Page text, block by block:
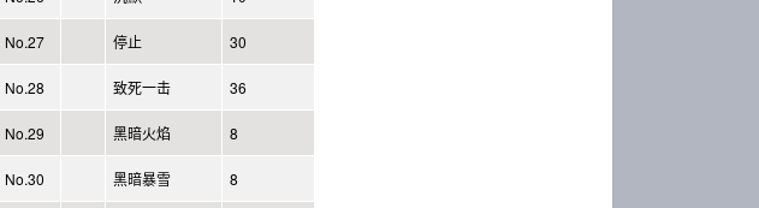
No.27 停止 30
No.28 致死一击 36
No.29 黑暗火焰 8
No.30 黑暗暴雪 8